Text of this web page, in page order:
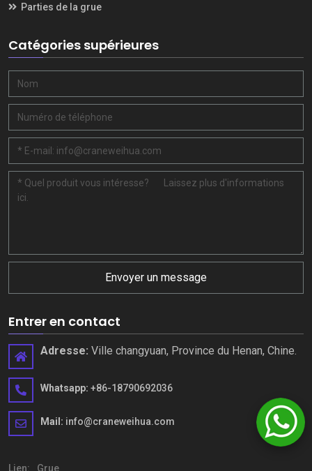
Parties de la grue
Catégories supérieures
Envoyer un message
Entrer en contact
Adresse: Ville changyuan, Province du Henan, Chine.
Whatsapp: +86-18790692036
Mail: info@craneweihua.com
Lien: Grue